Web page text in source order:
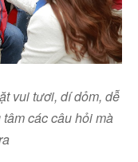
vui tươi, dí dỏm, dễ
các câu hỏi mà